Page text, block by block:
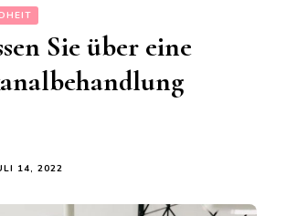
Sie über eine
14, 2022